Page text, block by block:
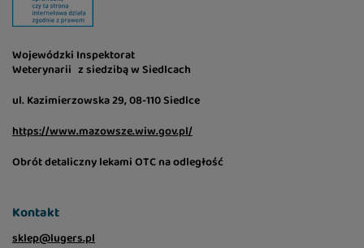
Wojewódzki Inspektorat
Weterynarii z siedzibą w Siedlcach
ul. Kazimierzowska 29, 08-110 Siedlce
https://www.mazowsze.wiw.gov.pl/
Obrót detaliczny lekami OTC na odległość
Kontakt
sklep@lugers.pl